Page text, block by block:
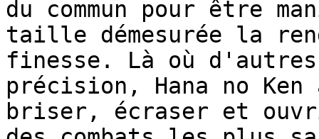
du commun pour être
taille démesurée la
finesse. Là où
précision, Hana no
briser, écraser et